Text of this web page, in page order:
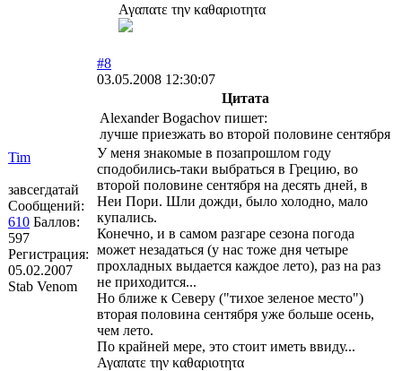
Αγαπατε την καθαριοτητα
Tim
завсегдатай
Сообщений:
610 Баллов:
597
Регистрация:
05.02.2007
Stab Venom
#8
03.05.2008 12:30:07
Цитата
Alexander Bogachov пишет:
лучше приезжать во второй половине сентября
У меня знакомые в позапрошлом году
сподобились-таки выбраться в Грецию, во
второй половине сентября на десять дней, в
Неи Пори. Шли дожди, было холодно, мало
купались.
Конечно, и в самом разгаре сезона погода
может незадаться (у нас тоже дня четыре
прохладных выдается каждое лето), раз на раз
не приходится...
Но ближе к Северу ("тихое зеленое место")
вторая половина сентября уже больше осень,
чем лето.
По крайней мере, это стоит иметь ввиду...
Αγαπατε την καθαριοτητα